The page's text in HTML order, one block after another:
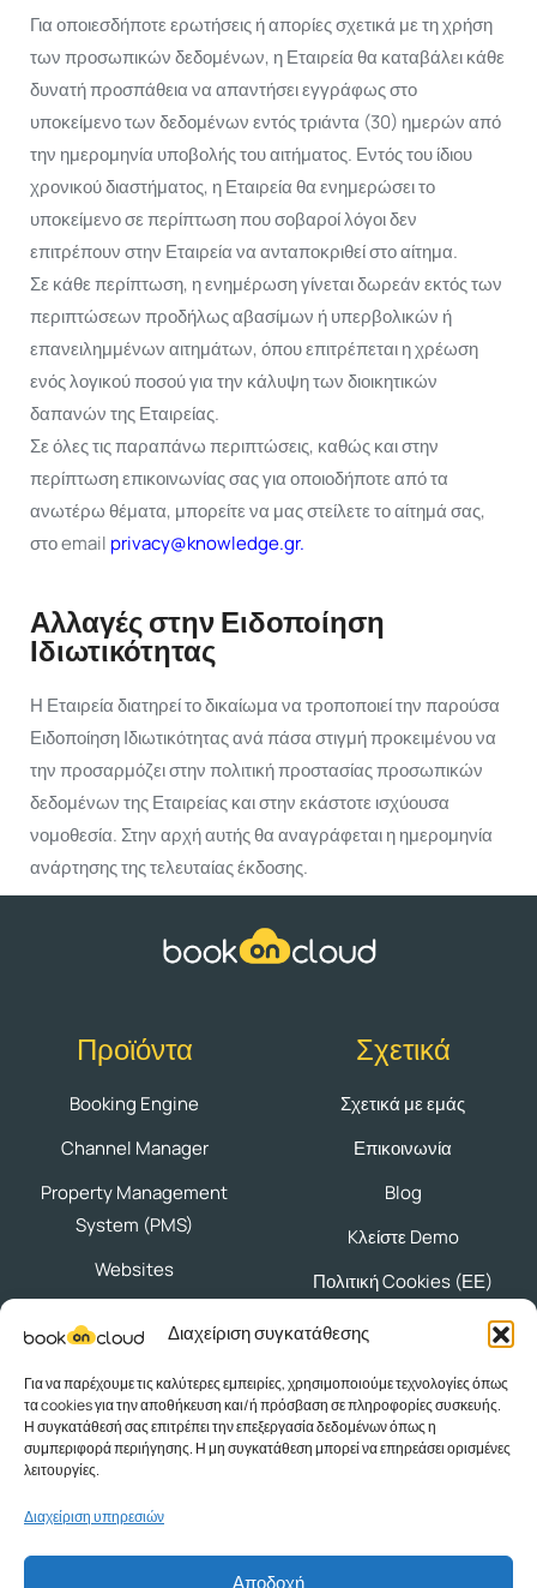
Διαχείριση συγκατάθεσης
Για να παρέχουμε τις καλύτερες εμπειρίες, χρησιμοποιούμε τεχνολογίες όπως
τα cookies για την αποθήκευση και/ή πρόσβαση σε πληροφορίες συσκευής.
Η συγκατάθεσή σας επιτρέπει την επεξεργασία δεδομένων όπως η
συμπεριφορά περιήγησης. Η μη συγκατάθεση μπορεί να επηρεάσει ορισμένες
λειτουργίες.
Διαχείριση υπηρεσιών
Αποδοχή
Για οποιεσδήποτε ερωτήσεις ή απορίες σχετικά με τη χρήση
των προσωπικών δεδομένων, η Εταιρεία θα καταβάλει κάθε
δυνατή προσπάθεια να απαντήσει εγγράφως στο
υποκείμενο των δεδομένων εντός τριάντα (30) ημερών από
την ημερομηνία υποβολής του αιτήματος. Εντός του ίδιου
χρονικού διαστήματος, η Εταιρεία θα ενημερώσει το
υποκείμενο σε περίπτωση που σοβαροί λόγοι δεν
επιτρέπουν στην Εταιρεία να ανταποκριθεί στο αίτημα.
Σε κάθε περίπτωση, η ενημέρωση γίνεται δωρεάν εκτός των
περιπτώσεων προδήλως αβασίμων ή υπερβολικών ή
επανειλημμένων αιτημάτων, όπου επιτρέπεται η χρέωση
ενός λογικού ποσού για την κάλυψη των διοικητικών
δαπανών της Εταιρείας.
Σε όλες τις παραπάνω περιπτώσεις, καθώς και στην
περίπτωση επικοινωνίας σας για οποιοδήποτε από τα
ανωτέρω θέματα, μπορείτε να μας στείλετε το αίτημά σας,
στο email privacy@knowledge.gr.
Αλλαγές στην Ειδοποίηση
Ιδιωτικότητας
Η Εταιρεία διατηρεί το δικαίωμα να τροποποιεί την παρούσα
Ειδοποίηση Ιδιωτικότητας ανά πάσα στιγμή προκειμένου να
την προσαρμόζει στην πολιτική προστασίας προσωπικών
δεδομένων της Εταιρείας και στην εκάστοτε ισχύουσα
νομοθεσία. Στην αρχή αυτής θα αναγράφεται η ημερομηνία
ανάρτησης της τελευταίας έκδοσης.
Προϊόντα
Booking Engine
Channel Manager
Property Management
System (PMS)
Websites
Σχετικά
Σχετικά με εμάς
Επικοινωνία
Blog
Kλείστε Demo
Πολιτική Cookies (ΕΕ)
Ακολουθήστε μας
0414Ε70000123001